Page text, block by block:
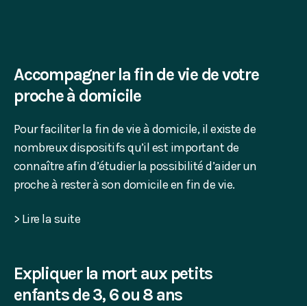
Accompagner la fin de vie de votre
proche à domicile
Pour faciliter la fin de vie à domicile, il existe de
nombreux dispositifs qu’il est important de
connaître afin d’étudier la possibilité d’aider un
proche à rester à son domicile en fin de vie.
> Lire la suite
Expliquer la mort aux petits
enfants de 3, 6 ou 8 ans